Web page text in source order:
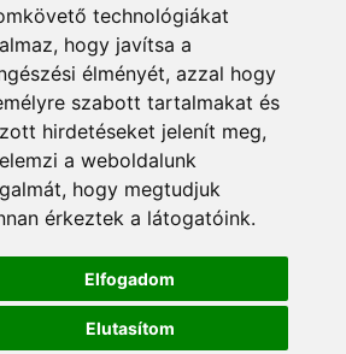
technológiákat
hogy javítsa a
élményét, azzal hogy
szabott tartalmakat és
hirdetéseket jelenít meg,
a weboldalunk
hogy megtudjuk
érkeztek a látogatóink.
Elfogadom
Elutasítom
Rólunk
Általános információ
Kapcsolat
Partnereink
Virágüzletek
Á.SZ.F.
Impresszum
tájékoztató